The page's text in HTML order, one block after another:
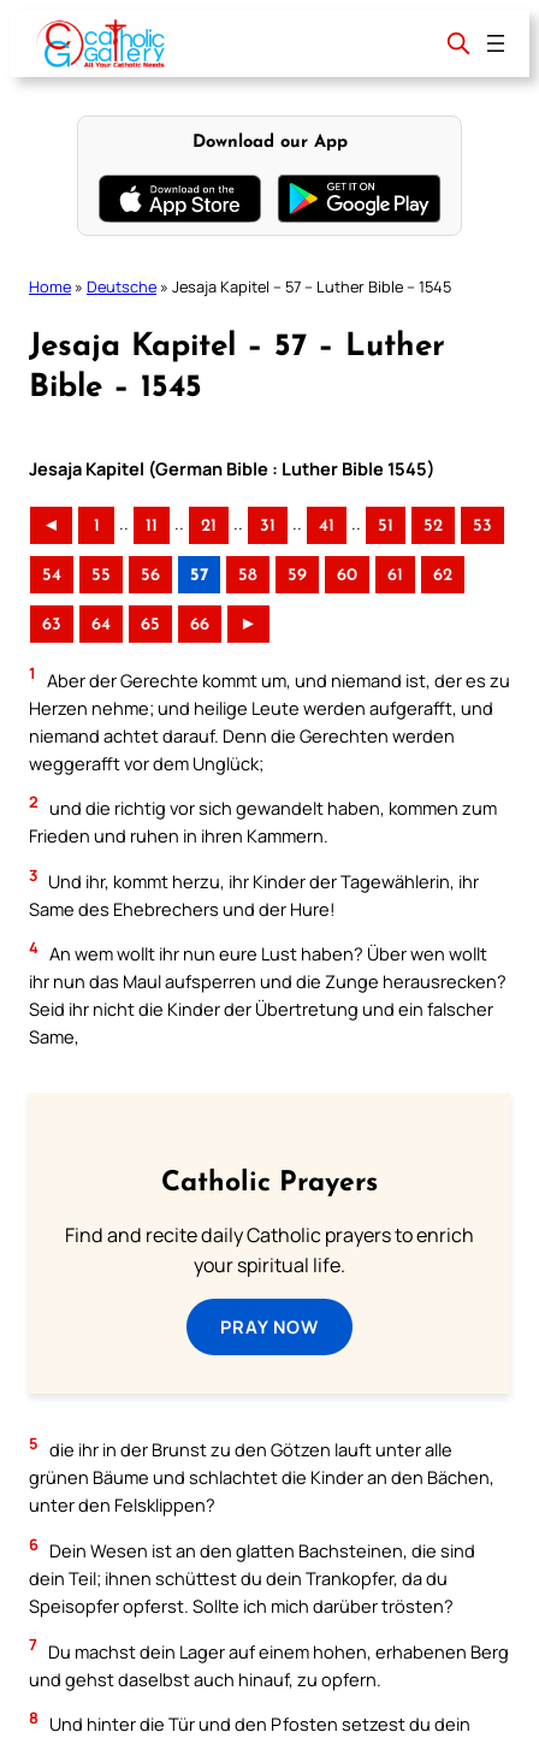
content
Download our App
Home » Deutsche » Jesaja Kapitel – 57 – Luther Bible – 1545
Jesaja Kapitel – 57 – Luther
Bible – 1545
Jesaja Kapitel (German Bible : Luther Bible 1545)
◄ 1 .. 11 .. 21 .. 31 .. 41 .. 51 52 53
54 55 56 57 58 59 60 61 62
63 64 65 66 ►
1
Aber der Gerechte kommt um, und niemand ist, der es zu
Herzen nehme; und heilige Leute werden aufgerafft, und
niemand achtet darauf. Denn die Gerechten werden
weggerafft vor dem Unglück;
2 und die richtig vor sich gewandelt haben, kommen zum
Frieden und ruhen in ihren Kammern.
3 Und ihr, kommt herzu, ihr Kinder der Tagewählerin, ihr
Same des Ehebrechers und der Hure!
4 An wem wollt ihr nun eure Lust haben? Über wen wollt
ihr nun das Maul aufsperren und die Zunge herausrecken?
Seid ihr nicht die Kinder der Übertretung und ein falscher
Same,
Catholic Prayers
Find and recite daily Catholic prayers to enrich
your spiritual life.
PRAY NOW
5 die ihr in der Brunst zu den Götzen lauft unter alle
grünen Bäume und schlachtet die Kinder an den Bächen,
unter den Felsklippen?
6 Dein Wesen ist an den glatten Bachsteinen, die sind
dein Teil; ihnen schüttest du dein Trankopfer, da du
Speisopfer opferst. Sollte ich mich darüber trösten?
7 Du machst dein Lager auf einem hohen, erhabenen Berg
und gehst daselbst auch hinauf, zu opfern.
8
Und hinter die Tür und den Pfosten setzest du dein